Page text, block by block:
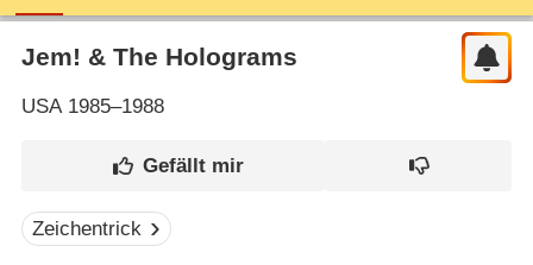
Jem! & The Holograms
USA1985–1988
Zeichentrick